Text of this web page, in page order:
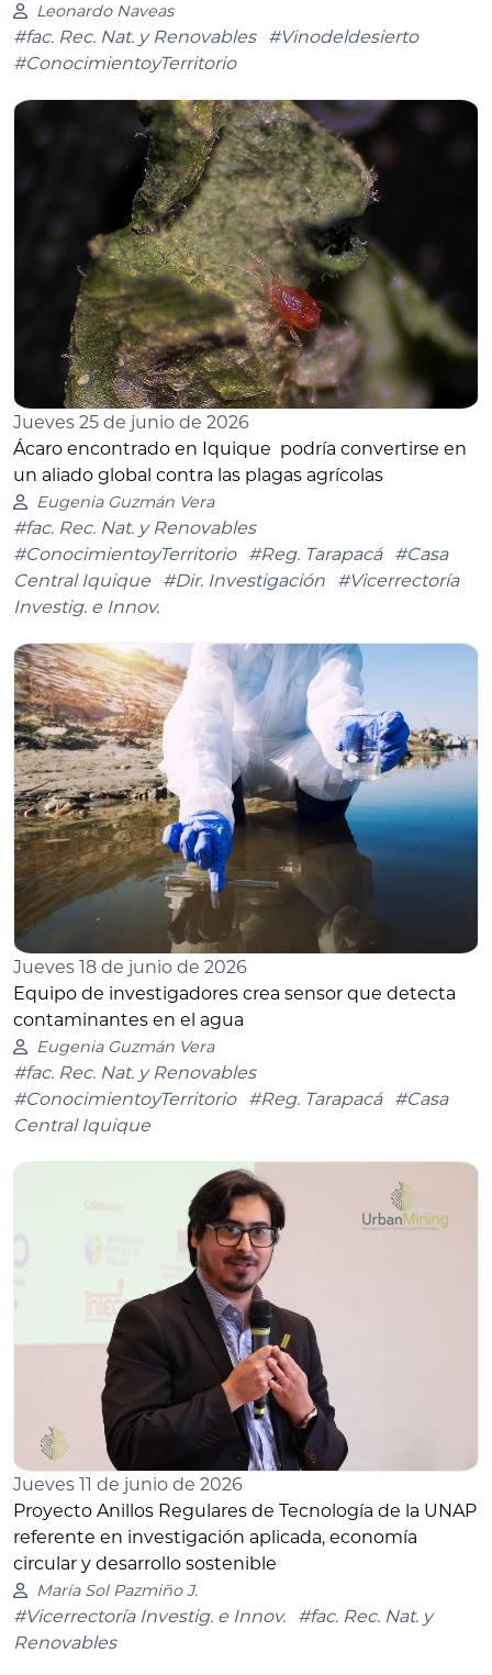
Leonardo Naveas
#fac. Rec. Nat. y Renovables
#Vinodeldesierto
#ConocimientoyTerritorio
Jueves 25 de junio de 2026
Ácaro encontrado en Iquique podría convertirse en
un aliado global contra las plagas agrícolas
Eugenia Guzmán Vera
#fac. Rec. Nat. y Renovables
#ConocimientoyTerritorio
#Reg. Tarapacá
#Casa
Central Iquique
#Dir. Investigación
#Vicerrectoría
Investig. e Innov.
Jueves 18 de junio de 2026
Equipo de investigadores crea sensor que detecta
contaminantes en el agua
Eugenia Guzmán Vera
#fac. Rec. Nat. y Renovables
#ConocimientoyTerritorio
#Reg. Tarapacá
#Casa
Central Iquique
Jueves 11 de junio de 2026
Proyecto Anillos Regulares de Tecnología de la UNAP
referente en investigación aplicada, economía
circular y desarrollo sostenible
María Sol Pazmiño J.
#Vicerrectoría Investig. e Innov.
#fac. Rec. Nat. y
Renovables